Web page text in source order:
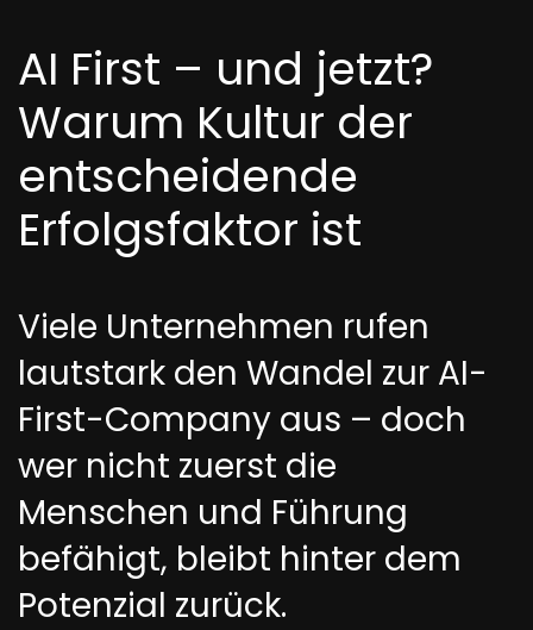
AI First – und jetzt?
Warum Kultur der
entscheidende
Erfolgsfaktor ist
Viele Unternehmen rufen
lautstark den Wandel zur AI-
First-Company aus – doch
wer nicht zuerst die
Menschen und Führung
befähigt, bleibt hinter dem
Potenzial zurück.